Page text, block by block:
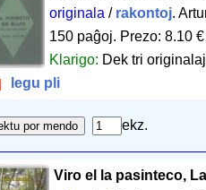
originala / rakontoj.
150 paĝoj. Prezo: 8.10 €
Klarigo: Dek tri
legu pli
ekz.
Viro el la pasinteco, La